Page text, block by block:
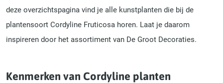
deze overzichtspagina vind je alle kunstplanten die bij de
plantensoort Cordyline Fruticosa horen. Laat je daarom
inspireren door het assortiment van De Groot Decoraties.
Kenmerken van Cordyline planten